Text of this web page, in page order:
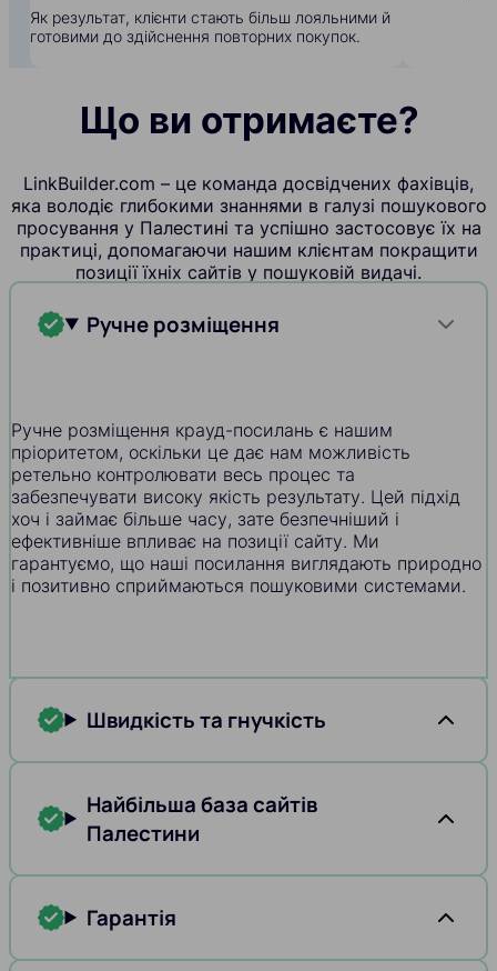
Як результат, клієнти стають більш лояльними й
готовими до здійснення повторних покупок.
Що ви отримаєте?
LinkBuilder.com – це команда досвідчених фахівців,
яка володіє глибокими знаннями в галузі пошукового
просування у Палестині та успішно застосовує їх на
практиці, допомагаючи нашим клієнтам покращити
позиції їхніх сайтів у пошуковій видачі.
Ручне розміщення
Ручне розміщення крауд-посилань є нашим
пріоритетом, оскільки це дає нам можливість
ретельно контролювати весь процес та
забезпечувати високу якість результату. Цей підхід
хоч і займає більше часу, зате безпечніший і
ефективніше впливає на позиції сайту. Ми
гарантуємо, що наші посилання виглядають природно
і позитивно сприймаються пошуковими системами.
Швидкість та гнучкість
Найбільша база сайтів
Палестини
Гарантія